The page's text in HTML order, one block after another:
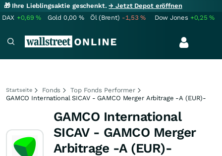
🎁 Ihre Lieblingsaktie geschenkt.→ Jetzt Depot eröffnen
DAX +0,69% Gold 0,00 % Öl (Brent) -1,53% Dow Jones +0,25%
Startseite Fonds
Top Fonds Performer
GAMCO International SICAV - GAMCO Merger Arbitrage -A (EUR)-
GAMCO International
SICAV - GAMCO Merger
Arbitrage -A (EUR)-